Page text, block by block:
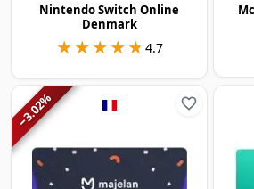
Nintendo Switch Online
Denmark
★★★★★
★★★★★ 4.7
−
3.02
%